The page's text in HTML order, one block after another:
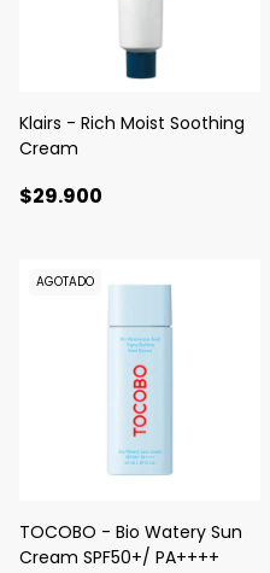
Klairs - Rich Moist Soothing
Cream
$29.900
AGOTADO
TOCOBO - Bio Watery Sun
Cream SPF50+/ PA++++